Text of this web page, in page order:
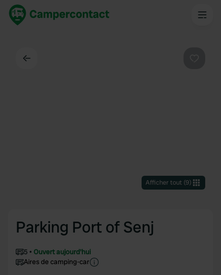
Afficher tout(9)
Parking Port of Senj
5
Ouvert aujourd'hui
Aires de camping-car